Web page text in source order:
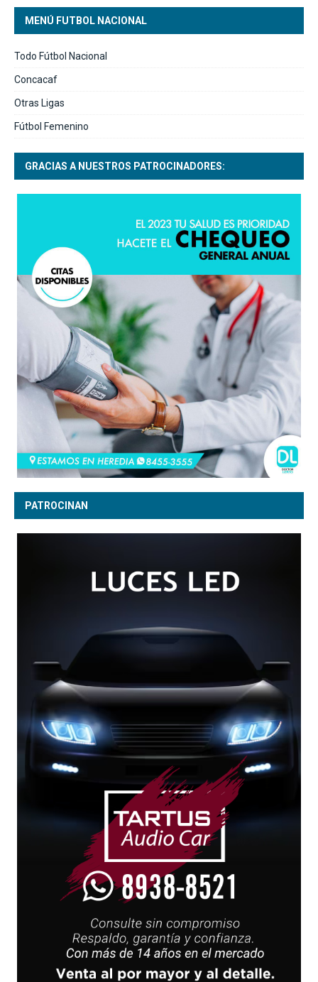
MENÚ FUTBOL NACIONAL
Todo Fútbol Nacional
Concacaf
Otras Ligas
Fútbol Femenino
GRACIAS A NUESTROS PATROCINADORES:
PATROCINAN